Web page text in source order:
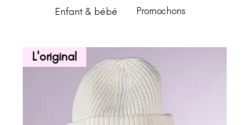
Enfant & bébé Promochons
L'original